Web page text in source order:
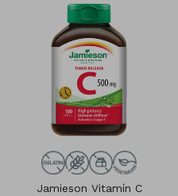
Jamieson Vitamín C